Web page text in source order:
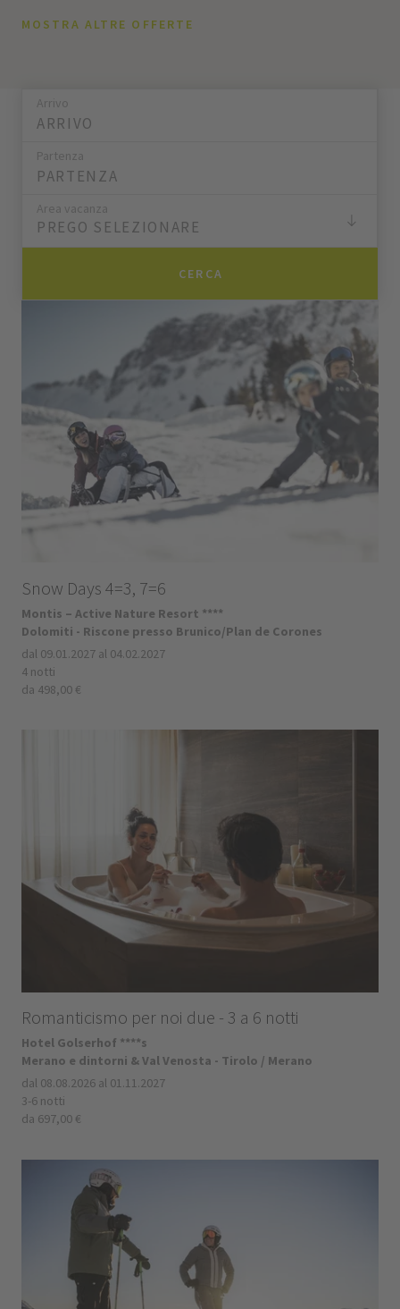
MOSTRA ALTRE OFFERTE
Arrivo
Partenza
Area vacanza
PREGO SELEZIONARE
CERCA
Snow Days 4=3, 7=6
Montis – Active Nature Resort ****
Dolomiti - Riscone presso Brunico/Plan de Corones
dal 09.01.2027 al 04.02.2027
4 notti
da 498,00 €
Romanticismo per noi due - 3 a 6 notti
Hotel Golserhof ****s
Merano e dintorni & Val Venosta - Tirolo / Merano
dal 08.08.2026 al 01.11.2027
3-6 notti
da 697,00 €